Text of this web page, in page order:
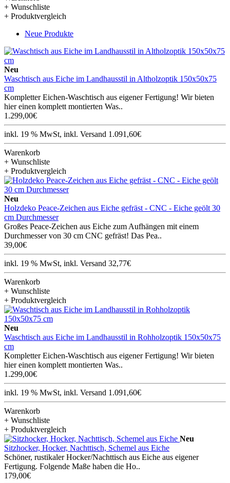
+ Wunschliste
+ Produktvergleich
Neue Produkte
Neu
Waschtisch aus Eiche im Landhausstil in Altholzoptik 150x50x75
cm
Kompletter Eichen-Waschtisch aus eigener Fertigung! Wir bieten
hier einen komplett montierten Was..
1.299,00€
inkl. 19 % MwSt, inkl. Versand 1.091,60€
Warenkorb
+ Wunschliste
+ Produktvergleich
Neu
Holzdeko Peace-Zeichen aus Eiche gefräst - CNC - Eiche geölt 30
cm Durchmesser
Großes Peace-Zeichen aus Eiche zum Aufhängen mit einem
Durchmesser von 30 cm CNC gefräst! Das Pea..
39,00€
inkl. 19 % MwSt, inkl. Versand 32,77€
Warenkorb
+ Wunschliste
+ Produktvergleich
Neu
Waschtisch aus Eiche im Landhausstil in Rohholzoptik 150x50x75
cm
Kompletter Eichen-Waschtisch aus eigener Fertigung! Wir bieten
hier einen komplett montierten Was..
1.299,00€
inkl. 19 % MwSt, inkl. Versand 1.091,60€
Warenkorb
+ Wunschliste
+ Produktvergleich
Neu
Sitzhocker, Hocker, Nachttisch, Schemel aus Eiche
Schöner, rustikaler Hocker/Nachttisch aus Eiche aus eigener
Fertigung. Folgende Maße haben die Ho..
179,00€